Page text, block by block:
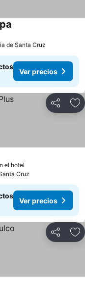
de Santa Cruz
Ver precios
Compartir
el hotel
Cruz
Ver precios
Compartir